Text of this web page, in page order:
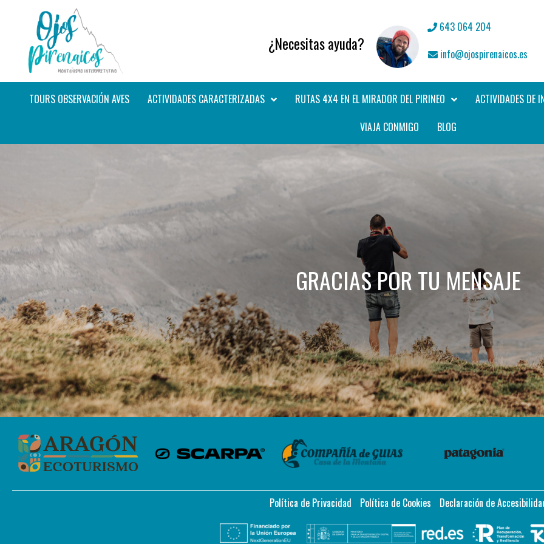
¿Necesitas ayuda?
643 064 204
info@ojospirenaicos.es
TOURS OBSERVACIÓN AVES ACTIVIDADES CARACTERIZADAS RUTAS 4X4 EN EL MIRADOR DEL PIRINEO
ACTIVIDADES DE
VIAJA CONMIGO
BLOG
GRACIAS POR TU MENSAJE
Política de Privacidad Política de Cookies Declaración de